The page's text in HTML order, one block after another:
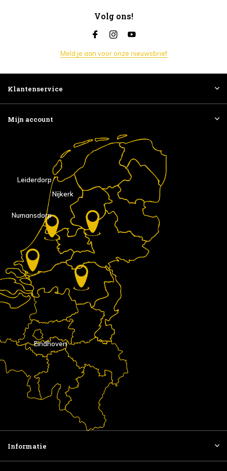
Volg ons!
Meld je aan voor onze nieuwsbrief
Klantenservice
Mijn account
Eindhoven
Nijkerk
Numansdorp
Leiderdorp
Informatie